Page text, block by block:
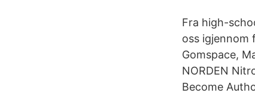
Fra high-
oss igjennom
Gomspace,
NORDEN
Become